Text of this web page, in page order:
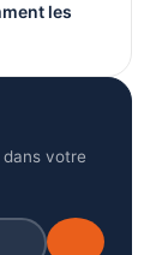
les
votre